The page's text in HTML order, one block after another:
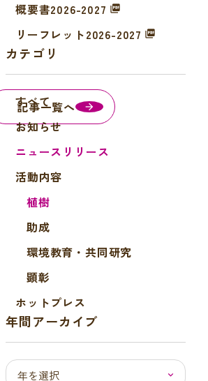
記事一覧へ
概要書2026-2027
リーフレット2026-2027
カテゴリ
すべて
お知らせ
ニュースリリース
活動内容
植樹
助成
環境教育・共同研究
顕彰
ホットプレス
年間アーカイブ